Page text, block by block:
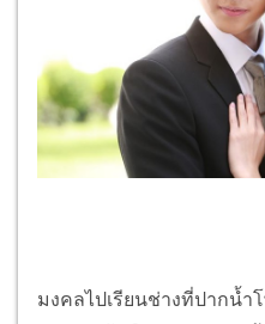
มงคลไปเรียนช่างที่ปากน้ำ